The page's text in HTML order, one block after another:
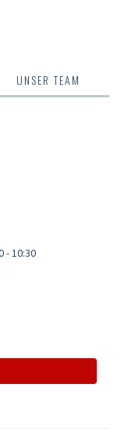
UNSER TEAM
- 10:30